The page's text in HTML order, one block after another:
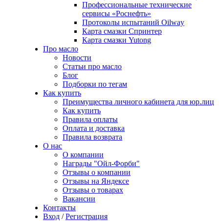
Профессиональные технические
сервисы «Роснефть»
Протоколы испытаний Oilway
Карта смазки Спринтер
Карта смазки Yutong
Про масло
Новости
Статьи про масло
Блог
Подборки по тегам
Как купить
Преимущества личного кабинета для юр.лиц
Как купить
Правила оплаты
Оплата и доставка
Правила возврата
О нас
О компании
Награды "Ойл-Форби"
Отзывы о компании
Отзывы на Яндексе
Отзывы о товарах
Вакансии
Контакты
Вход / Регистрация